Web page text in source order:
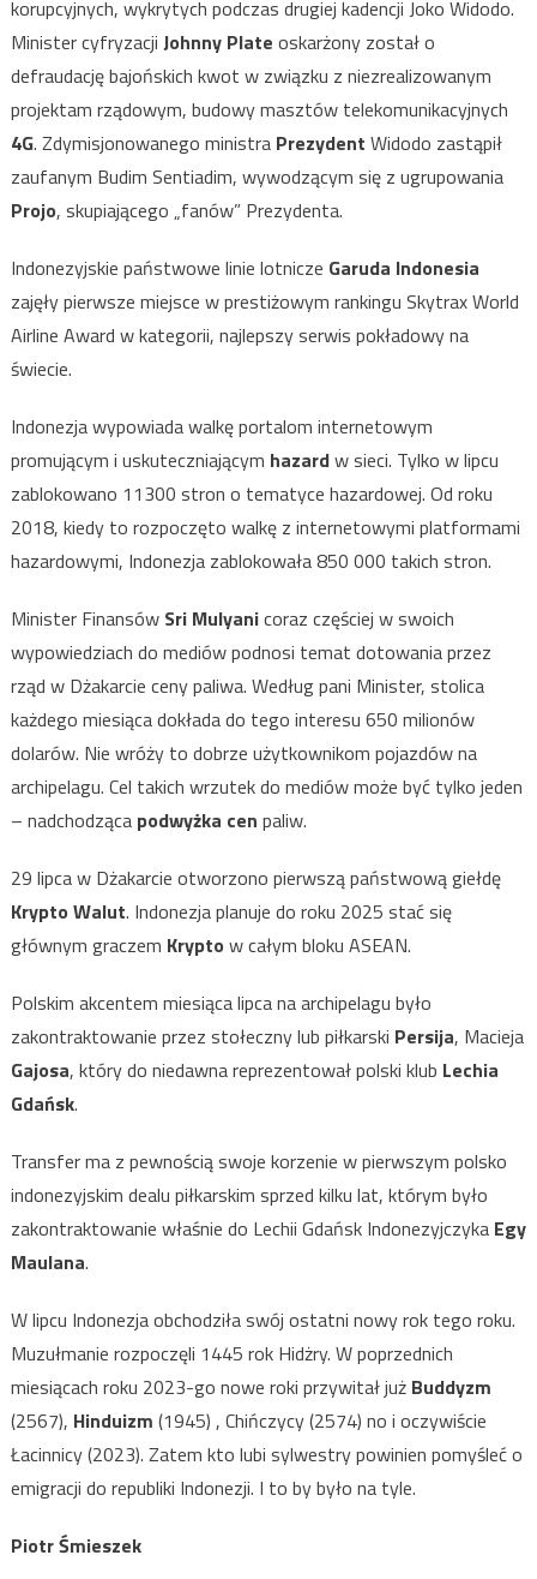
korupcyjnych, wykrytych podczas drugiej kadencji Joko Widodo.
Minister cyfryzacji Johnny Plate oskarżony został o
defraudację bajońskich kwot w związku z niezrealizowanym
projektam rządowym, budowy masztów telekomunikacyjnych
4G. Zdymisjonowanego ministra Prezydent Widodo zastąpił
zaufanym Budim Sentiadim, wywodzącym się z ugrupowania
Projo, skupiającego „fanów” Prezydenta.
Indonezyjskie państwowe linie lotnicze Garuda Indonesia
zajęły pierwsze miejsce w prestiżowym rankingu Skytrax World
Airline Award w kategorii, najlepszy serwis pokładowy na
świecie.
Indonezja wypowiada walkę portalom internetowym
promującym i uskuteczniającym hazardw sieci. Tylko w lipcu
zablokowano 11300 stron o tematyce hazardowej. Od roku
2018, kiedy to rozpoczęto walkę z internetowymi platformami
hazardowymi, Indonezja zablokowała 850 000 takich stron.
Minister Finansów Sri Mulyanicoraz częściej w swoich
wypowiedziach do mediów podnosi temat dotowania przez
rząd w Dżakarcie ceny paliwa. Według pani Minister, stolica
każdego miesiąca dokłada do tego interesu 650 milionów
dolarów. Nie wróży to dobrze użytkownikom pojazdów na
archipelagu. Cel takich wrzutek do mediów może być tylko jeden
– nadchodząca podwyżka cen paliw.
29 lipca w Dżakarcie otworzono pierwszą państwową giełdę
Krypto Walut. Indonezja planuje do roku 2025 stać się
głównym graczem Krypto w całym bloku ASEAN.
Polskim akcentem miesiąca lipca na archipelagu było
zakontraktowanie przez stołeczny lub piłkarski Persija, Macieja
Gajosa, który do niedawna reprezentował polski klub Lechia
Gdańsk.
Transfer ma z pewnością swoje korzenie w pierwszym polsko
indonezyjskim dealu piłkarskim sprzed kilku lat, którym było
zakontraktowanie właśnie do Lechii Gdańsk Indonezyjczyka Egy
Maulana.
W lipcu Indonezja obchodziła swój ostatni nowy rok tego roku.
Muzułmanie rozpoczęli 1445 rok Hidżry. W poprzednich
miesiącach roku 2023-go nowe roki przywitał już Buddyzm
(2567), Hinduizm (1945) , Chińczycy (2574) no i oczywiście
Łacinnicy (2023). Zatem kto lubi sylwestry powinien pomyśleć o
emigracji do republiki Indonezji. I to by było na tyle.
Piotr Śmieszek